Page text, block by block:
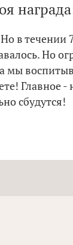
в течении
Но
мы
Главное -
сбудутся!